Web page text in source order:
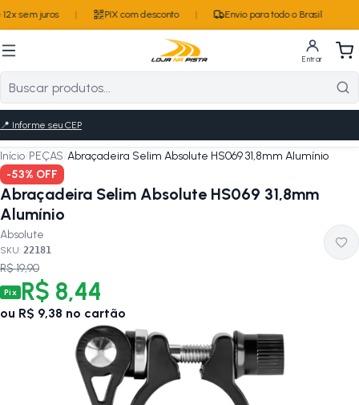
sem juros PIX com desconto Envio para todo o Brasil
Entrar
📍 Informe seu CEP
Início/PEÇAS/Abraçadeira Selim Absolute HS069 31,8mm Alumínio
-53% OFF
Abraçadeira Selim Absolute HS069 31,8mm
Alumínio
Absolute
SKU: 22181
R$ 19,90
Pix R$ 8,44
ou R$ 9,38 no cartão